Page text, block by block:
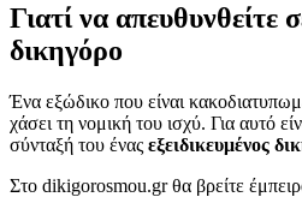
Γιατί να απευθυνθείτε
δικηγόρο
Ένα εξώδικο που είναι
χάσει τη νομική του ισχύ. Για αυτό
σύνταξή του ένας εξειδικευμένος
Στο dikigorosmou.gr θα βρείτε